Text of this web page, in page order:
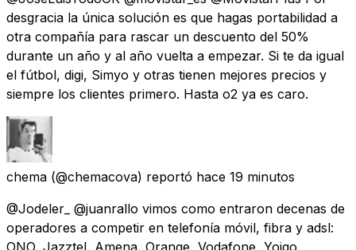
desgracia la única solución es que hagas portabilidad a
otra compañía para rascar un descuento del 50%
durante un año y al año vuelta a empezar. Si te da igual
el fútbol, digi, Simyo y otras tienen mejores precios y
siempre los clientes primero. Hasta o2 ya es caro.
chema (@chemacova) reportó hace 19 minutos
@Jodeler_ @juanrallo vimos como entraron decenas de
operadores a competir en telefonía móvil, fibra y adsl:
ONO, Jazztel, Amena, Orange, Vodafone, Yoigo,